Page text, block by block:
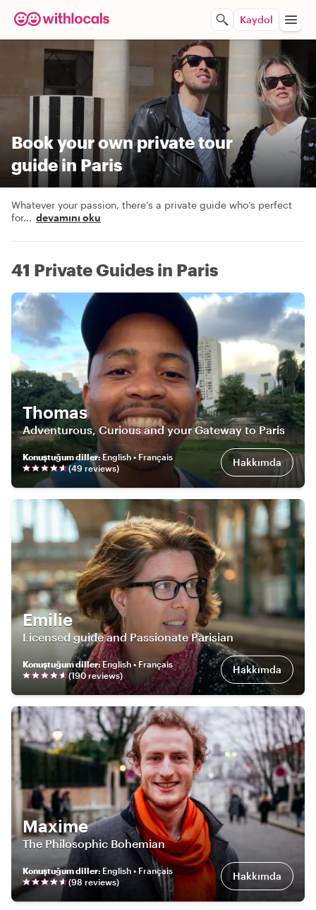
Kaydol
Book your own private tour
guide in Paris
Whatever your passion, there’s a private guide who’s perfect
for... devamını oku
41 Private Guides in Paris
Thomas
Adventurous, Curious and your Gateway to Paris
Konuştuğum diller: English • Français
(49 reviews) Hakkımda
Emilie
Licensed guide and Passionate Parisian
Konuştuğum diller:English • Français
(190reviews) Hakkımda
Maxime
The Philosophic Bohemian
Konuştuğum diller: English • Français
(98 reviews) Hakkımda